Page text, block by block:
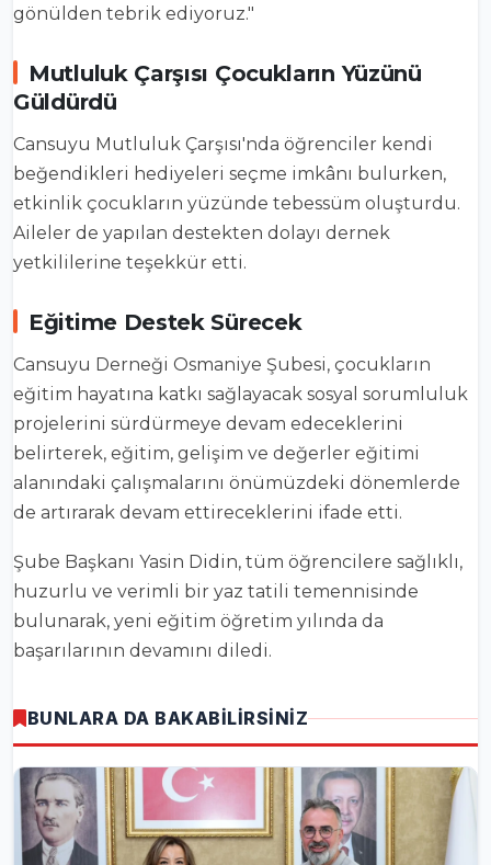
gönülden tebrik ediyoruz."
Mutluluk Çarşısı Çocukların Yüzünü
Güldürdü
Cansuyu Mutluluk Çarşısı'nda öğrenciler kendi
beğendikleri hediyeleri seçme imkânı bulurken,
etkinlik çocukların yüzünde tebessüm oluşturdu.
Aileler de yapılan destekten dolayı dernek
yetkililerine teşekkür etti.
Eğitime Destek Sürecek
Cansuyu Derneği Osmaniye Şubesi, çocukların
eğitim hayatına katkı sağlayacak sosyal sorumluluk
projelerini sürdürmeye devam edeceklerini
belirterek, eğitim, gelişim ve değerler eğitimi
alanındaki çalışmalarını önümüzdeki dönemlerde
de artırarak devam ettireceklerini ifade etti.
Şube Başkanı Yasin Didin, tüm öğrencilere sağlıklı,
huzurlu ve verimli bir yaz tatili temennisinde
bulunarak, yeni eğitim öğretim yılında da
başarılarının devamını diledi.
BUNLARA DA BAKABİLİRSİNİZ